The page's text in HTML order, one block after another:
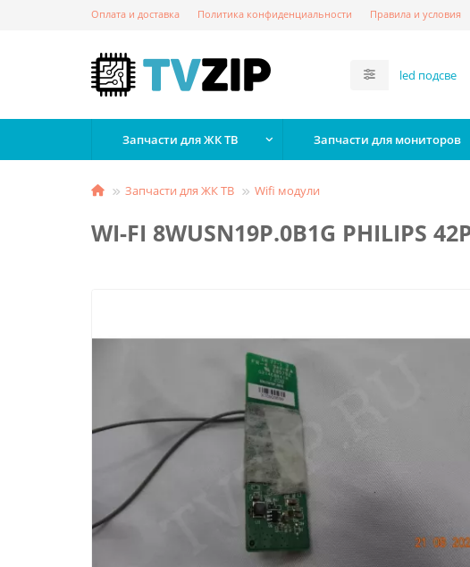
Оплата и доставка Политика конфиденциальности Правила и условия
Запчасти для ЖК ТВ Запчасти для мониторов
Запчасти для ЖК ТВ Wifi модули
WI-FI 8WUSN19P.0B1G PHILIPS